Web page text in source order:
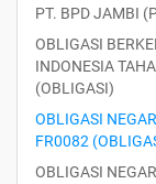
PT. BPD JAMBI
OBLIGASI
INDONESIA
(OBLIGASI)
OBLIGASI
FR0082
OBLIGASI